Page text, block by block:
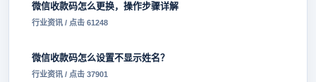
微信收款码怎么更换，操作步骤详解
行业资讯 / 点击 61248
微信收款码怎么设置不显示姓名？
行业资讯 / 点击 37901